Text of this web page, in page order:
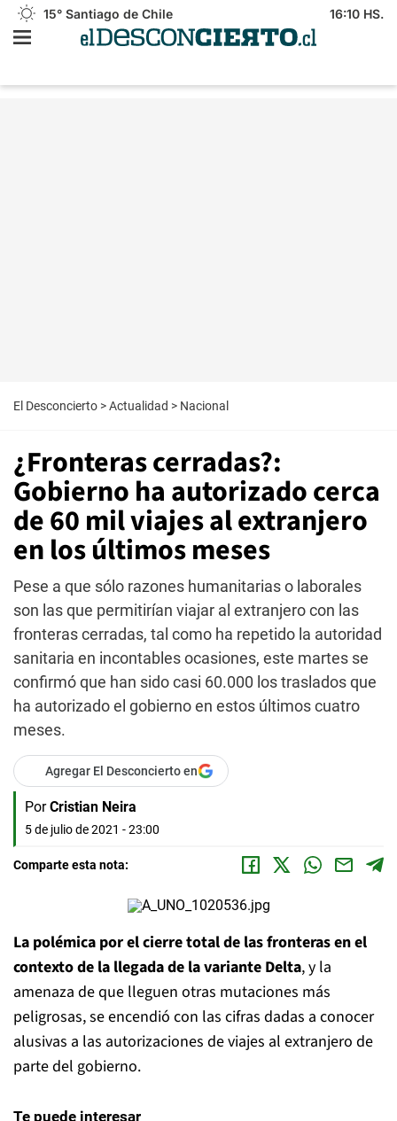
15° Santiago de Chile 16:10 HS.
El Desconcierto >Actualidad > Nacional
¿Fronteras cerradas?:
Gobierno ha autorizado cerca
de 60 mil viajes al extranjero
en los últimos meses
Pese a que sólo razones humanitarias o laborales
son las que permitirían viajar al extranjero con las
fronteras cerradas, tal como ha repetido la autoridad
sanitaria en incontables ocasiones, este martes se
confirmó que han sido casi 60.000 los traslados que
ha autorizado el gobierno en estos últimos cuatro
meses.
Agregar El Desconcierto en
Por Cristian Neira
5 de julio de 2021 - 23:00
Comparte esta nota:
La polémica por el cierre total de las fronteras en el
contexto de la llegada de la variante Delta, y la
amenaza de que lleguen otras mutaciones más
peligrosas, se encendió con las cifras dadas a conocer
alusivas a las autorizaciones de viajes al extranjero de
parte del gobierno.
Te puede interesar